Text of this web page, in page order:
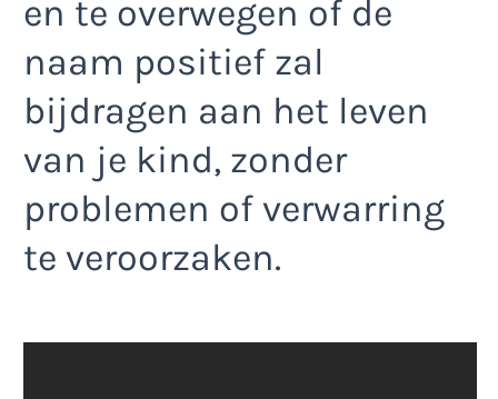
en te overwegen of de
naam positief zal
bijdragen aan het leven
van je kind, zonder
problemen of verwarring
te veroorzaken.